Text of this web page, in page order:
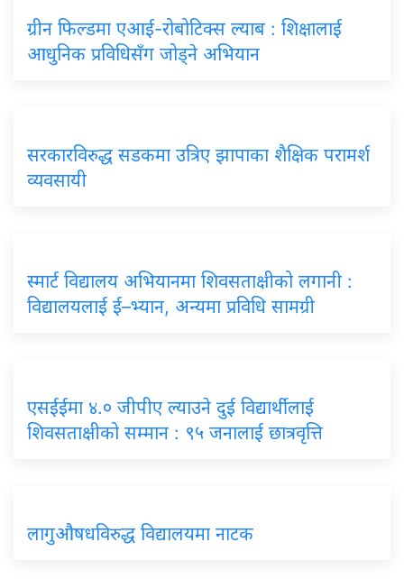
ग्रीन फिल्डमा एआई-रोबोटिक्स ल्याब : शिक्षालाई
आधुनिक प्रविधिसँग जोड्ने अभियान
सरकारविरुद्ध सडकमा उत्रिए झापाका शैक्षिक परामर्श
व्यवसायी
स्मार्ट विद्यालय अभियानमा शिवसताक्षीको लगानी :
विद्यालयलाई ई–भ्यान, अन्यमा प्रविधि सामग्री
एसईईमा ४.० जीपीए ल्याउने दुई विद्यार्थीलाई
शिवसताक्षीको सम्मान : ९५ जनालाई छात्रवृत्ति
लागुऔषधविरुद्ध विद्यालयमा नाटक